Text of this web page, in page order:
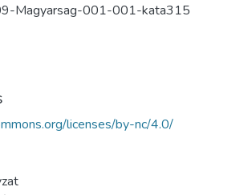
Magyarsag-001-001-kata315
licenses/by-nc/4.0/